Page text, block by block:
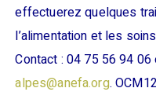
effectuerez quelques
l’alimentation et les
Contact : 04 75 56 94 06
alpes@anefa.org.